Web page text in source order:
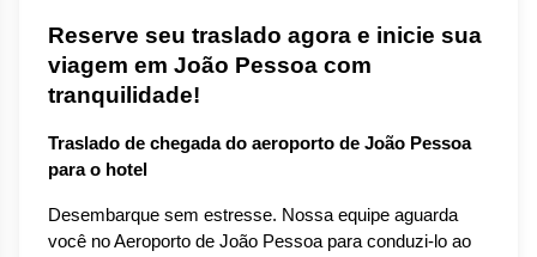
Reserve seu traslado agora e inicie sua
viagem em João Pessoa com
tranquilidade!
Traslado de chegada do aeroporto de João Pessoa
para o hotel
Desembarque sem estresse. Nossa equipe aguarda
você no Aeroporto de João Pessoa para conduzi-lo ao